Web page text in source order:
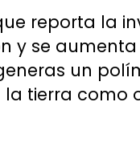
reporta la
y se
un
tierra como